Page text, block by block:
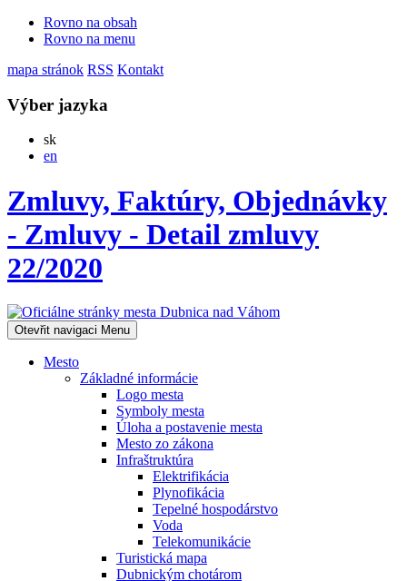
Rovno na obsah
Rovno na menu
mapa stránok RSS Kontakt
Výber jazyka
skSlovensky
en
Zmluvy, Faktúry, Objednávky
- Zmluvy - Detail zmluvy
22/2020
Otevřit navigaci Menu
Mesto
Základné informácie
Logo mesta
Symboly mesta
Úloha a postavenie mesta
Mesto zo zákona
Infraštruktúra
Elektrifikácia
Plynofikácia
Tepelné hospodárstvo
Voda
Telekomunikácie
Turistická mapa
Dubnickým chotárom